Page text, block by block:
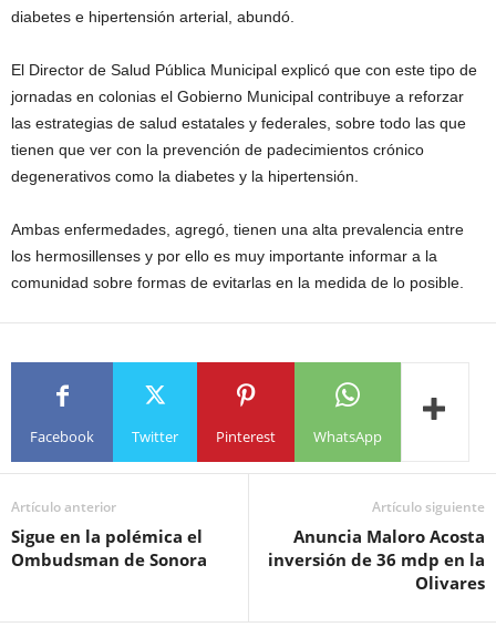
diabetes e hipertensión arterial, abundó.
El Director de Salud Pública Municipal explicó que con este tipo de
jornadas en colonias el Gobierno Municipal contribuye a reforzar
las estrategias de salud estatales y federales, sobre todo las que
tienen que ver con la prevención de padecimientos crónico
degenerativos como la diabetes y la hipertensión.
Ambas enfermedades, agregó, tienen una alta prevalencia entre
los hermosillenses y por ello es muy importante informar a la
comunidad sobre formas de evitarlas en la medida de lo posible.
Facebook Twitter Pinterest WhatsApp
Artículo anterior
Sigue en la polémica el
Ombudsman de Sonora
Artículo siguiente
Anuncia Maloro Acosta
inversión de 36 mdp en la
Olivares